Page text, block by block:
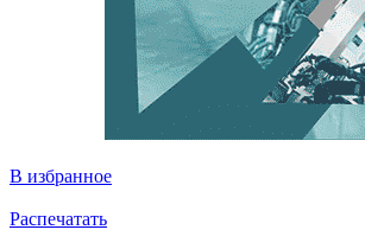
В избранное
Распечатать